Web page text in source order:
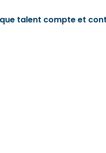
talent compte et